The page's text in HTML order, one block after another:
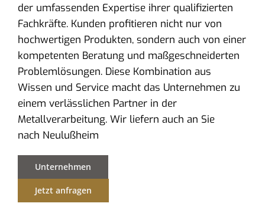
der umfassenden Expertise ihrer qualifizierten
Fachkräfte. Kunden profitieren nicht nur von
hochwertigen Produkten, sondern auch von einer
kompetenten Beratung und maßgeschneiderten
Problemlösungen. Diese Kombination aus
Wissen und Service macht das Unternehmen zu
einem verlässlichen Partner in der
Metallverarbeitung. Wir liefern auch an Sie
nach Neulußheim
Unternehmen
Jetzt anfragen